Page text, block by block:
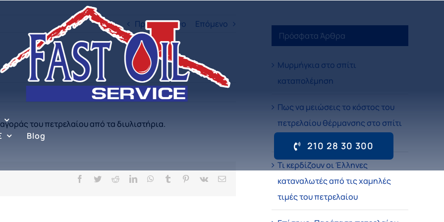
Blog
210 28 30 300
Προηγούμενο Επόμενο
του πετρελαίου από τα διυλιστήρια.
Facebook
TwitterRedditLinkedInWhatsApp
Tumblr Pinterest
Vk Email
Πρόσφατα Άρθρα
Μυρμήγκια στο σπίτι
καταπολέμηση
Πως να μειώσεις το κόστος του
πετρελαίου θέρμανσης στο σπίτι
Τι κερδίζουν οι Έλληνες
καταναλωτές από τις χαμηλές
τιμές του πετρελαίου